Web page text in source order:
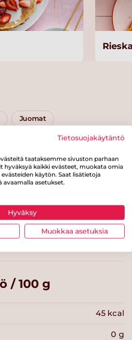
Juomat
Alle 30 minuuttia
Juhlan aikaan
Wappuherkut
Huhtikuu
/ 100 g
45 kcal
0 g
Tietosuojakäytäntö
taataksemme sivuston parhaan
hyväksyä kaikki evästeet, muokata omia
käytön. Saat lisätietoja
asetukset.
Hyväksy
Muokkaa asetuksia